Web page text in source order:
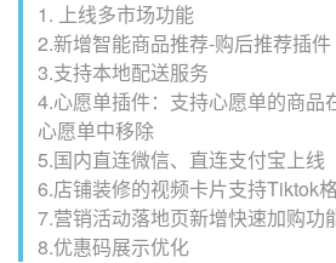
1. 上线多市场功能
2.新增智能商品推荐-购后推荐插件
3.支持本地配送服务
4.心愿单插件：支持心愿单的商品
心愿单中移除
5.国内直连微信、直连支付宝上线
6.店铺装修的视频卡片支持Tiktok
7.营销活动落地页新增快速加购功
8.优惠码展示优化